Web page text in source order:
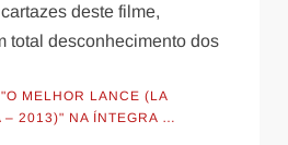
deste filme,
total desconhecimento dos
MELHOR LANCE (LA
– 2013)" NA ÍNTEGRA …